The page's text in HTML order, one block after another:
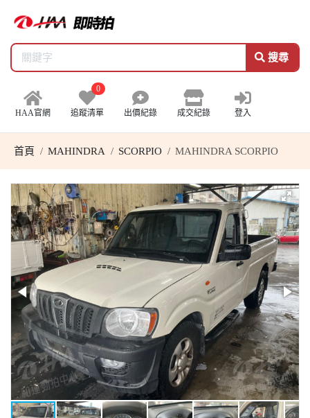
搜尋
HAA官網
0
追蹤清單 出價紀錄 成交紀錄 登入
首頁 MAHINDRA SCORPIO MAHINDRA SCORPIO